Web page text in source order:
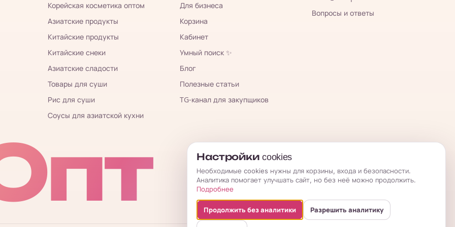
Корейская косметика оптом
Азиатские продукты
Китайские продукты
Китайские снеки
Азиатские сладости
Товары для суши
Рис для суши
Соусы для азиатской кухни
Для бизнеса
Корзина
Кабинет
Умный поиск ✨
Блог
Полезные статьи
TG-канал для закупщиков
Вопросы и ответы
Настройки cookies
Необходимые cookies нужны для корзины, входа и безопасности.
Аналитика помогает улучшать сайт, но без неё можно продолжить.
Подробнее
Продолжить без аналитики Разрешить аналитику